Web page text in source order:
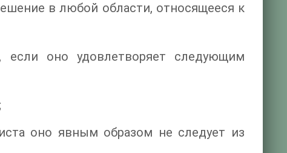
в любой области, относящееся к
если оно удовлетворяет следующим
оно явным образом не следует из